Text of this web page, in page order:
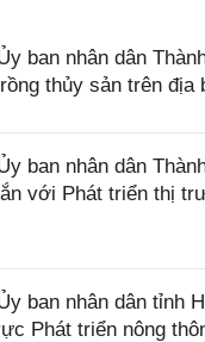
ban nhân dân
thủy sản trên địa
ban nhân dân
với Phát triển thị
ban nhân dân tỉnh
Phát triển nông